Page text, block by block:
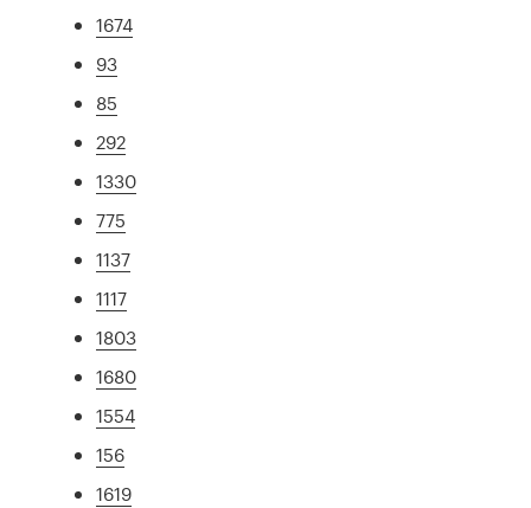
1674
93
85
292
1330
775
1137
1117
1803
1680
1554
156
1619